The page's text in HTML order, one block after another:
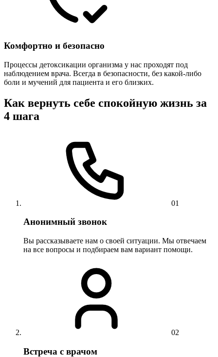
Комфортно и безопасно
Процессы детоксикации организма у нас проходят под
наблюдением врача. Всегда в безопасности, без какой-либо
боли и мучений для пациента и его близких.
Как вернуть себе спокойную жизнь за
4 шага
01
Анонимный звонок
Вы рассказываете нам о своей ситуации. Мы отвечаем
на все вопросы и подбираем вам вариант помощи.
02
Встреча с врачом